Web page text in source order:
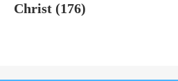
Christ (176)